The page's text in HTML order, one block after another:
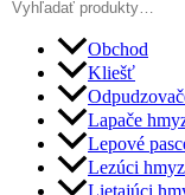
Obchod
Kliešť
Lapače
Lepové
Lezúci hmyz